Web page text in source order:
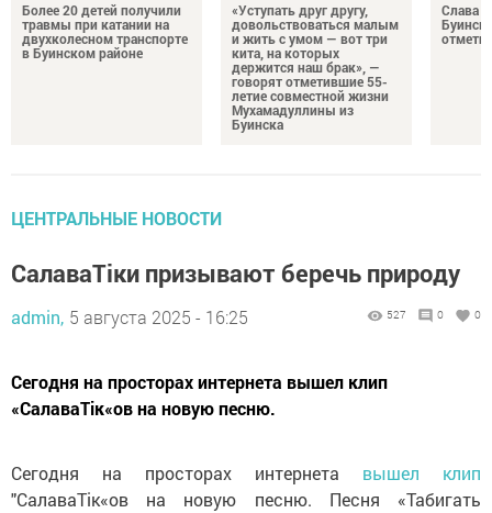
Более 20 детей получили
травмы при катании на
двухколесном транспорте
в Буинском районе
«Уступать друг другу,
довольствоваться малым
и жить с умом — вот три
кита, на которых
держится наш брак», —
говорят отметившие 55-
летие совместной жизни
Мухамадуллины из
Буинска
Слава
Буинск
ЦЕНТРАЛЬНЫЕ НОВОСТИ
СалаваТіки призывают беречь природу
admin, 5 августа 2025 - 16:25 527 0 0
Сегодня на просторах интернета вышел клип
«СалаваТік«ов на новую песню.
Сегодня на просторах интернета вышел клип
"СалаваТік«ов на новую песню. Песня «Табигать